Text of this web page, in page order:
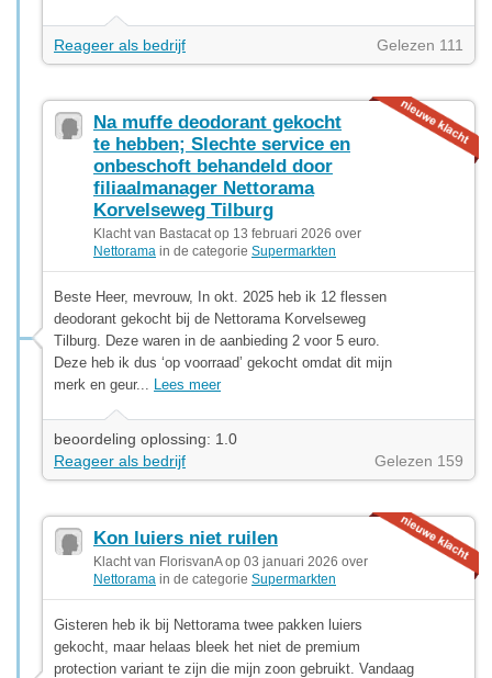
Reageer als bedrijf Gelezen 111
Na muffe deodorant gekocht
te hebben; Slechte service en
onbeschoft behandeld door
filiaalmanager Nettorama
Korvelseweg Tilburg
Klacht van Bastacat op 13 februari 2026 over
Nettorama in de categorie Supermarkten
Beste Heer, mevrouw, In okt. 2025 heb ik 12 flessen
deodorant gekocht bij de Nettorama Korvelseweg
Tilburg. Deze waren in de aanbieding 2 voor 5 euro.
Deze heb ik dus ‘op voorraad’ gekocht omdat dit mijn
merk en geur... Lees meer
beoordeling oplossing: 1.0
Reageer als bedrijf
Gelezen 159
Kon luiers niet ruilen
Klacht van FlorisvanA op 03 januari 2026 over
Nettorama in de categorie Supermarkten
Gisteren heb ik bij Nettorama twee pakken luiers
gekocht, maar helaas bleek het niet de premium
protection variant te zijn die mijn zoon gebruikt. Vandaag